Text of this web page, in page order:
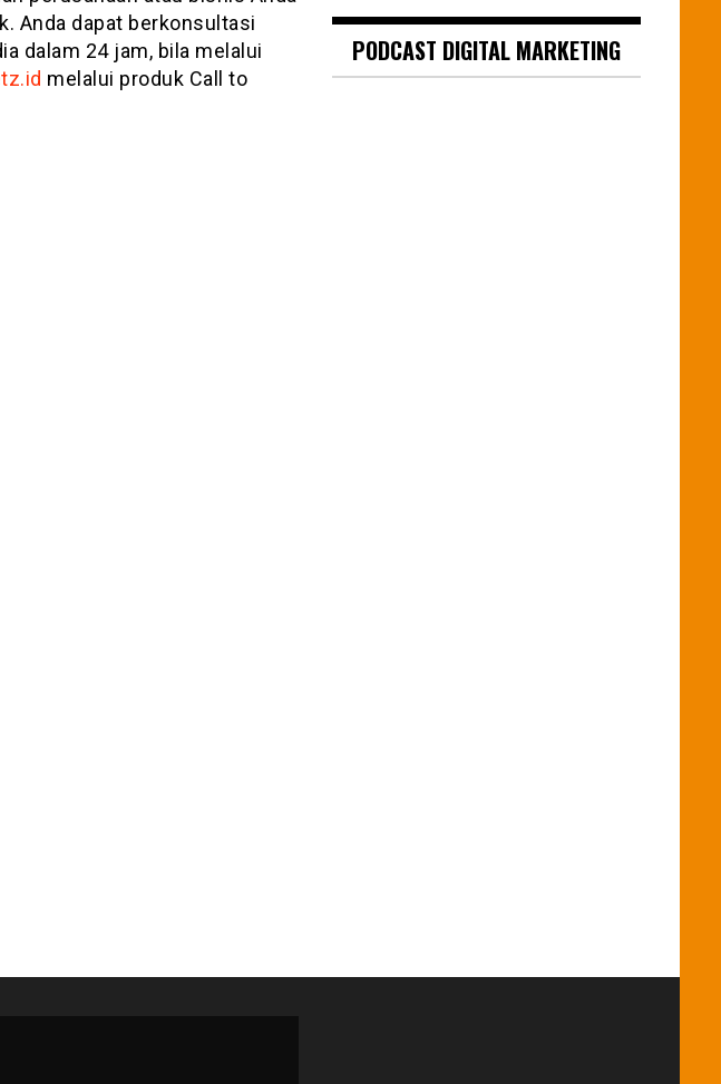
Anda dapat berkonsultasi
dalam 24 jam, bila melalui
melalui produk Call to
PODCAST DIGITAL MARKETING